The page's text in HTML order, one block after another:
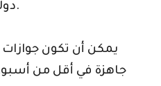
دولارًا ، وجواز سفرك السابق.
يمكن أن تكون